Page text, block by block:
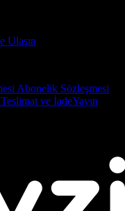
Ulaşın
Abonelik Sözleşmesi
Teslimat ve İadeYayın